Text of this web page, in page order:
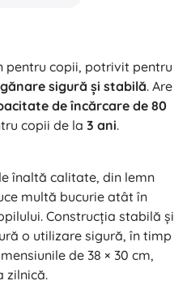
pentru copii, potrivit pentru
sigură și stabilă. Are
de încărcare de 80
copii de la 3 ani.
înaltă calitate, din lemn
multă bucurie atât în
Construcția stabilă și
o utilizare sigură, în timp
de 38 × 30 cm,
zilnică.